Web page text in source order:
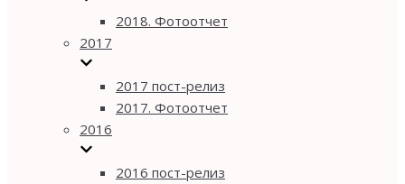
2018. Фотоотчет
2017
2017 пост-релиз
2017. Фотоотчет
2016
2016 пост-релиз